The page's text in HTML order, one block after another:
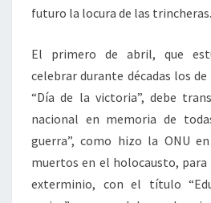
futuro la locura de las trincheras.
El primero de abril, que
celebrar durante décadas los
“Día de la victoria”, debe
nacional en memoria de
guerra”, como hizo la ONU
muertos en el holocausto, para
exterminio, con el título